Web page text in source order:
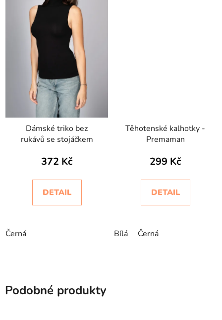
Dámské triko bez
rukávů se stojáčkem
372 Kč
DETAIL
Černá
Těhotenské kalhotky -
Premaman
299 Kč
DETAIL
Bílá Černá
Podobné produkty